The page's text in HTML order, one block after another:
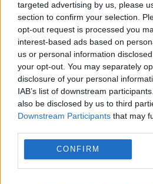
targeted advertising by us, please
section to confirm your selection.
opt-out request is processed you
interest-based ads based on
us or personal information
your opt-out. You may separately
disclosure of your personal
IAB’s list of downstream
also be disclosed by us to third
Downstream Participants that may
CONFIRM
Paul Pintea,
„matrimoniale”, trimis
conducere fără
condamnare